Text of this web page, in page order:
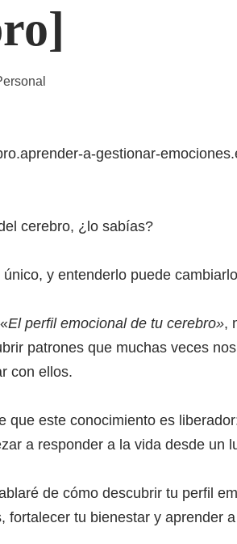
cerebro, ¿lo sabías?
y entenderlo puede
El perfil emocional de tu cerebro»,
patrones que muchas veces
con ellos.
que este conocimiento es
a responder a la vida desde un
de cómo descubrir tu perfil
fortalecer tu bienestar y aprender